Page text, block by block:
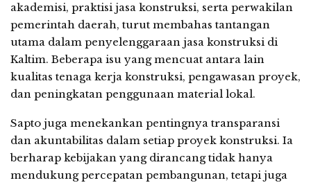
akademisi, praktisi jasa konstruksi, serta perwakilan
pemerintah daerah, turut membahas tantangan
utama dalam penyelenggaraan jasa konstruksi di
Kaltim. Beberapa isu yang mencuat antara lain
kualitas tenaga kerja konstruksi, pengawasan proyek,
dan peningkatan penggunaan material lokal.
Sapto juga menekankan pentingnya transparansi
dan akuntabilitas dalam setiap proyek konstruksi. Ia
berharap kebijakan yang dirancang tidak hanya
mendukung percepatan pembangunan, tetapi juga